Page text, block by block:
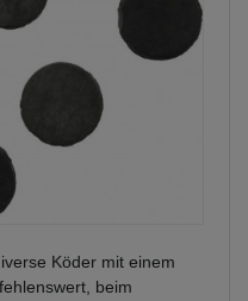
Köder mit einem
beim